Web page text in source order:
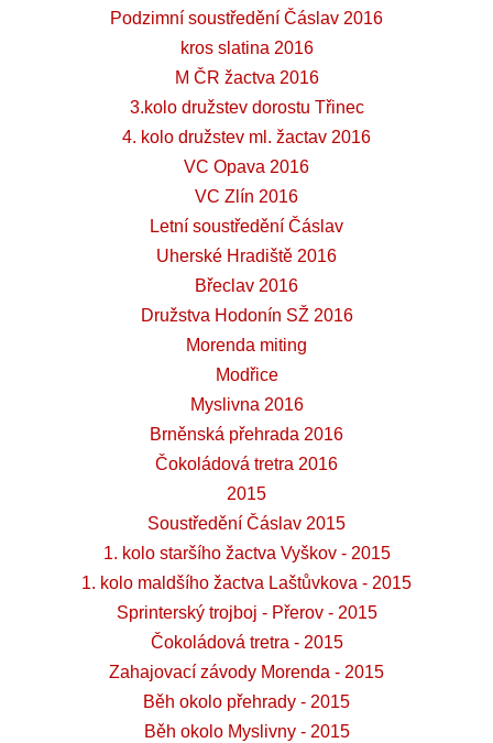
Podzimní soustředění Čáslav 2016
kros slatina 2016
M ČR žactva 2016
3.kolo družstev dorostu Třinec
4. kolo družstev ml. žactav 2016
VC Opava 2016
VC Zlín 2016
Letní soustředění Čáslav
Uherské Hradiště 2016
Břeclav 2016
Družstva Hodonín SŽ 2016
Morenda miting
Modřice
Myslivna 2016
Brněnská přehrada 2016
Čokoládová tretra 2016
2015
Soustředění Čáslav 2015
1. kolo staršího žactva Vyškov - 2015
1. kolo maldšího žactva Laštůvkova - 2015
Sprinterský trojboj - Přerov - 2015
Čokoládová tretra - 2015
Zahajovací závody Morenda - 2015
Běh okolo přehrady - 2015
Běh okolo Myslivny - 2015